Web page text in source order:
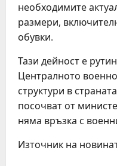
необходимите
размери,
обувки.
Тази дейност е
Централното
структури в
посочват от
няма връзка с
Източник на